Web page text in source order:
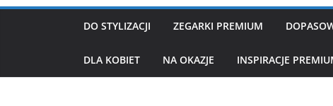
DO STYLIZACJI ZEGARKI PREMIUM
DLA KOBIET NA OKAZJE INSPIRACJE